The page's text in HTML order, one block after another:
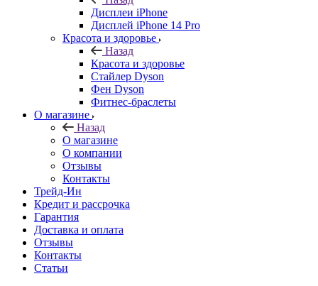
Дисплеи iPhone
Дисплей iPhone 14 Pro
Красота и здоровье
Назад
Красота и здоровье
Стайлер Dyson
Фен Dyson
Фитнес-браслеты
О магазине
Назад
О магазине
О компании
Отзывы
Контакты
Трейд-Ин
Кредит и рассрочка
Гарантия
Доставка и оплата
Отзывы
Контакты
Статьи